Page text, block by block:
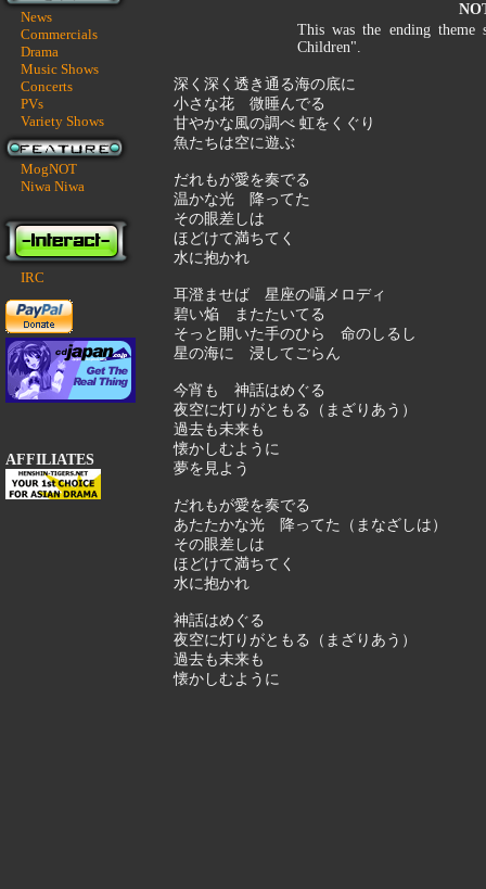
News
Commercials
Drama
Music Shows
Concerts
PVs
Variety Shows
MogNOT
Niwa Niwa
IRC
AFFILIATES
This was the ending theme
Children".
深く深く透き通る海の底に
小さな花 微睡んでる
甘やかな風の調べ 虹をくぐり
魚たちは空に遊ぶ
だれもが愛を奏でる
温かな光 降ってた
その眼差しは
ほどけて満ちてく
水に抱かれ
耳澄ませば 星座の囁メロディ
碧い焔 またたいてる
そっと開いた手のひら 命のしるし
星の海に 浸してごらん
今宵も 神話はめぐる
夜空に灯りがともる（まざりあう）
過去も未来も
懐かしむように
夢を見よう
だれもが愛を奏でる
あたたかな光 降ってた（まなざしは）
その眼差しは
ほどけて満ちてく
水に抱かれ
神話はめぐる
夜空に灯りがともる（まざりあう）
過去も未来も
懐かしむように